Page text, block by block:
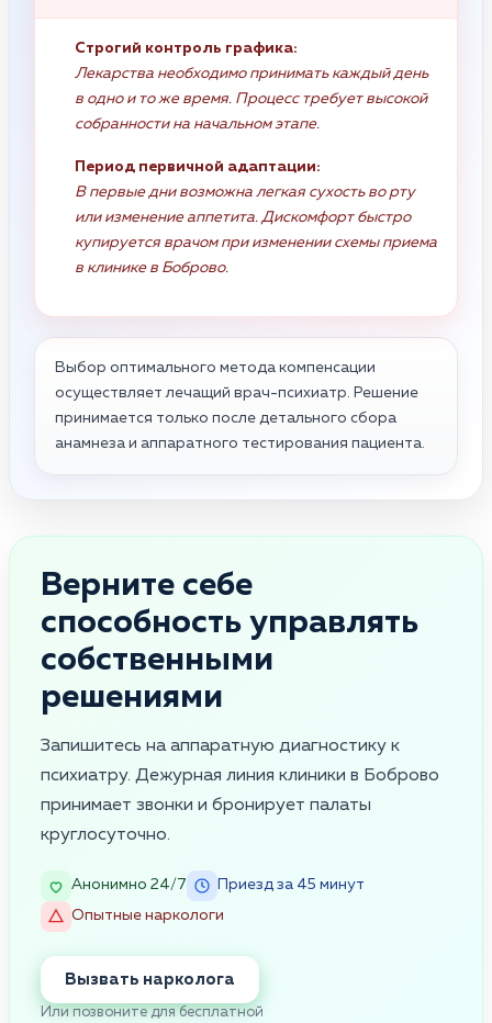
Строгий контроль графика:
Лекарства необходимо принимать каждый день
в одно и то же время. Процесс требует высокой
собранности на начальном этапе.
Период первичной адаптации:
В первые дни возможна легкая сухость во рту
или изменение аппетита. Дискомфорт быстро
купируется врачом при изменении схемы приема
в клинике в Боброво.
Выбор оптимального метода компенсации
осуществляет лечащий врач-психиатр. Решение
принимается только после детального сбора
анамнеза и аппаратного тестирования пациента.
Верните себе
способность управлять
собственными
решениями
Запишитесь на аппаратную диагностику к
психиатру. Дежурная линия клиники в Боброво
принимает звонки и бронирует палаты
круглосуточно.
Анонимно 24/7
Приезд за 45 минут
Опытные наркологи
Вызвать нарколога
Или позвоните для бесплатной